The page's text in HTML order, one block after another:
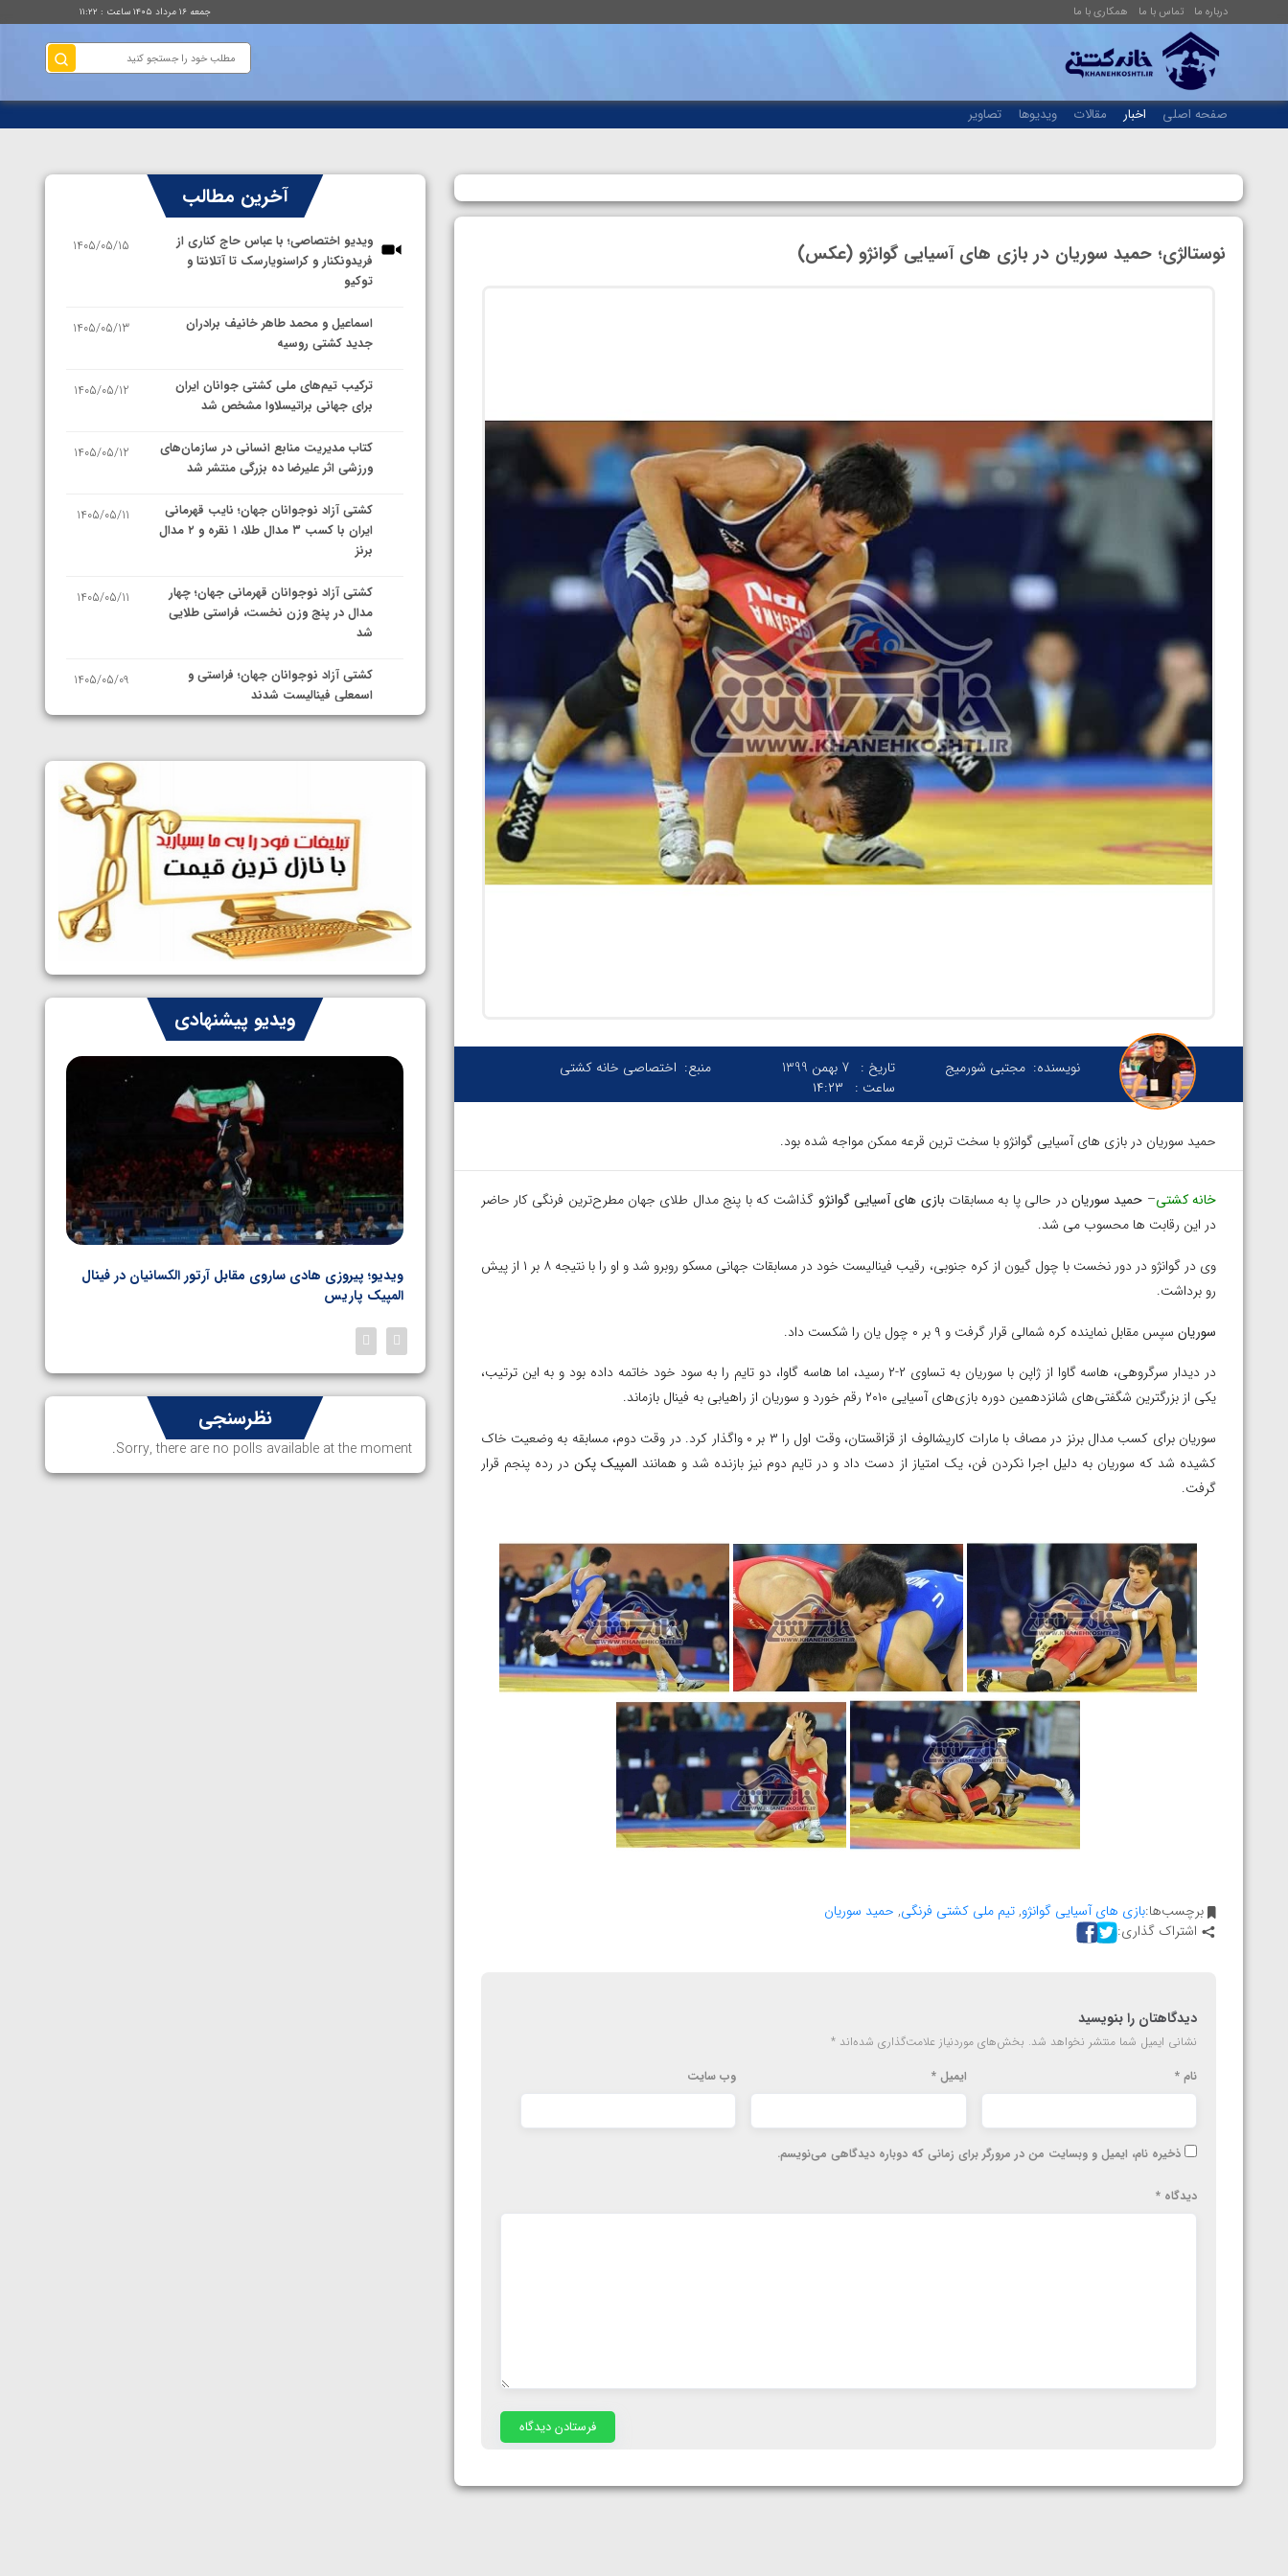
درباره ما تماس با ما همکاری با ما جمعه ۱۶ مرداد ۱۴۰۵ ساعت : ۱۱:۲۲
صفحه اصلی اخبار مقالات ویدیوها تصاویر
نوستالژی؛ حمید سوریان در بازی های آسیایی گوانژو (عکس)
نویسنده: مجتبی شورمیج تاریخ : 7 بهمن 1399
ساعت :
۱۴:۲۳
منبع: اختصاصی خانه کشتی
حمید سوریان در بازی های آسیایی گوانژو با سخت ترین قرعه ممکن مواجه شده بود.
خانه کشتی– حمید سوریان در حالی پا به مسابقات بازی های آسیایی گوانژو گذاشت که با پنج مدال طلای جهان مطرح‌ترین فرنگی کار حاضر
در این رقابت ها محسوب می شد.
وی در گوانژو در دور نخست با چول گیون از کره جنوبی، رقیب فینالیست خود در مسابقات جهانی مسکو روبرو شد و او را با نتیجه ۸ بر ۱ از پیش
رو برداشت.
سوریان سپس مقابل نماینده کره شمالی قرار گرفت و ۹ بر ۰ چول یان را شکست داد.
در دیدار سرگروهی، هاسه گاوا از ژاپن با سوریان به تساوی ۲-۲ رسید، اما هاسه گاوا، دو تایم را به سود خود خاتمه داده بود و به این ترتیب،
یکی از بزرگترین شگفتی‌های شانزدهمین دوره بازی‌های آسیایی ۲۰۱۰ رقم خورد و سوریان از راهیابی به فینال بازماند.
سوریان برای کسب مدال برنز در مصاف با مارات کاریشالوف از قزاقستان، وقت اول را ۳ بر ۰ واگذار کرد. در وقت دوم، مسابقه به وضعیت خاک
کشیده شد که سوریان به دلیل اجرا نکردن فن، یک امتیاز از دست داد و در تایم دوم نیز بازنده شد و همانند المپیک پکن در رده پنجم قرار
گرفت.
برچسب‌ها:بازی های آسیایی گوانژو,تیم ملی کشتی فرنگی, حمید سوریان
اشتراک گذاری:
دیدگاهتان را بنویسید
نشانی ایمیل شما منتشر نخواهد شد. بخش‌های موردنیاز علامت‌گذاری شده‌اند *
نام * ایمیل* وب‌ سایت
ذخیره نام، ایمیل و وبسایت من در مرورگر برای زمانی که دوباره دیدگاهی می‌نویسم.
دیدگاه *
آخرین مطالب
ویدیو اختصاصی؛ با عباس حاج کناری از
فریدونکنار و کراسنویارسک تا آتلانتا و
توکیو
1405/05/15
اسماعیل و محمد طاهر خانیف برادران
جدید کشتی روسیه
1405/05/13
ترکیب تیم‌های ملی کشتی جوانان ایران
برای جهانی براتیسلاوا مشخص شد
1405/05/12
کتاب مدیریت منابع انسانی در سازمان‌های
ورزشی اثر علیرضا ده بزرگی منتشر شد
1405/05/12
کشتی آزاد نوجوانان جهان؛ نایب قهرمانی
ایران با کسب ۳ مدال طلا، ۱ نقره و ۲ مدال
برنز
1405/05/11
کشتی آزاد نوجوانان قهرمانی جهان؛ چهار
مدال در پنج وزن نخست، فراستی طلایی
شد
1405/05/11
کشتی آزاد نوجوانان جهان؛ فراستی و
اسمعلی فینالیست شدند
1405/05/09
نمایندگان ایران مشخص شدند
سوم برای ایران
1405/05/07
ایران چشم به راه چهار مدال در پنج وزن
دوم کشتی فرنگی نوجوانان جهان
1405/05/06
ویدیو پیشنهادی
امین میرزازاده
ویدیو؛ باخت امین کاویانی نژاد مقابل مالخاز آمویان از
ویدیو؛ صعود حسن یزدانی به فینال المپیک با برتری مقابل
ویدیو؛ پیروزی هادی ساروی مقابل آرتور الکسانیان در فینال
المپیک پاریس
نظرسنجی
Sorry, there are no polls available at the moment.